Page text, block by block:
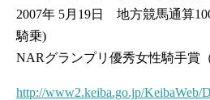
2007年 5月19日 地方競馬通算
騎乗)
NARグランプリ優秀女性騎手賞（
http://www2.keiba.go.jp/KeibaWeb/